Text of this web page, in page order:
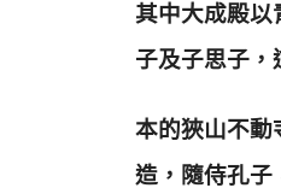
其中大成殿以
子及子思子，
本的狹山不動
造，隨侍孔子